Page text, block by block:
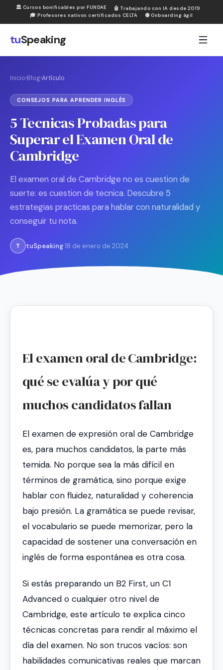
🏛 Cursos bonificables por FUNDAE 🤖 Trabajando con IA desde 2019
🎓 Profesores nativos certificados CELTA 🟢Onboarding ágil
tuSpeaking
Inicio›Blog›Artículo
CONSEJOS PARA APRENDER INGLÉS
5 Tecnicas Probadas para
Superar el Examen Oral de
Cambridge
El examen oral de Cambridge no es cuestion de
suerte: es cuestion de tecnica. Descubre 5
estrategias practicas para hablar con naturalidad y
conseguir tu nota.
T tuSpeaking·18 de enero de 2024
El examen oral de Cambridge:
qué se evalúa y por qué
muchos candidatos fallan
El examen de expresión oral de Cambridge
es, para muchos candidatos, la parte más
temida. No porque sea la más difícil en
términos de gramática, sino porque exige
hablar con fluidez, naturalidad y coherencia
bajo presión. La gramática se puede revisar,
el vocabulario se puede memorizar, pero la
capacidad de sostener una conversación en
inglés de forma espontánea es otra cosa.
Si estás preparando un B2 First, un C1
Advanced o cualquier otro nivel de
Cambridge, este artículo te explica cinco
técnicas concretas para rendir al máximo el
día del examen. No son trucos vacíos: son
habilidades comunicativas reales que marcan